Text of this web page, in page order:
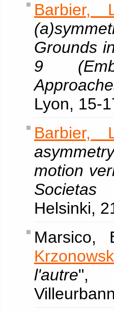
Barbier,
Grounds
9
Lyon, 15-
Barbier,
motion
Societas
Helsinki,
l'autre